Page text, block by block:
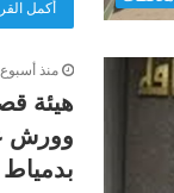
أكمل
منذ
هيئة
وورش
بدمياط